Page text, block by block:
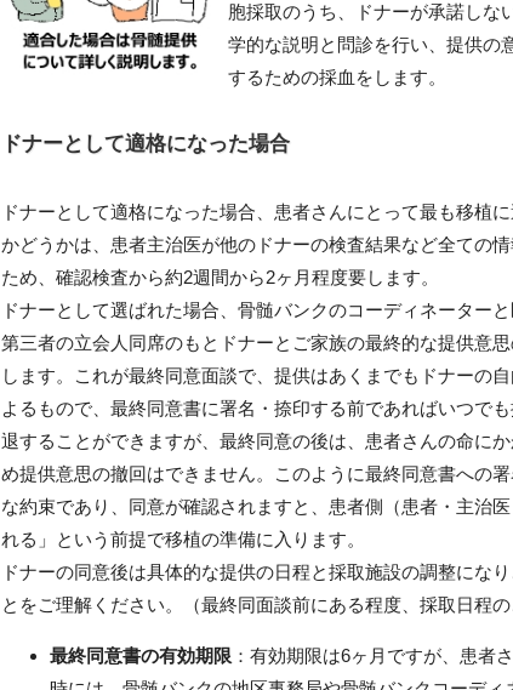
胞採取のうち、ドナーが承諾しな
学的な説明と問診を行い、提供の
するための採血をします。
ドナーとして適格になった場合
ドナーとして適格になった場合、患者さんにとって最も移植
かどうかは、患者主治医が他のドナーの検査結果など全ての
ため、確認検査から約2週間から2ヶ月程度要します。
ドナーとして選ばれた場合、骨髄バンクのコーディネーターと
第三者の立会人同席のもとドナーとご家族の最終的な提供意
します。これが最終同意面談で、提供はあくまでもドナーの
よるもので、最終同意書に署名・捺印する前であればいつで
退することができますが、最終同意の後は、患者さんの命に
め提供意思の撤回はできません。このように最終同意書への
な約束であり、同意が確認されますと、患者側（患者・主治
れる」という前提で移植の準備に入ります。
ドナーの同意後は具体的な提供の日程と採取施設の調整にな
とをご理解ください。（最終同面談前にある程度、採取日程
最終同意書の有効期限 ：有効期限は6ヶ月ですが、患者